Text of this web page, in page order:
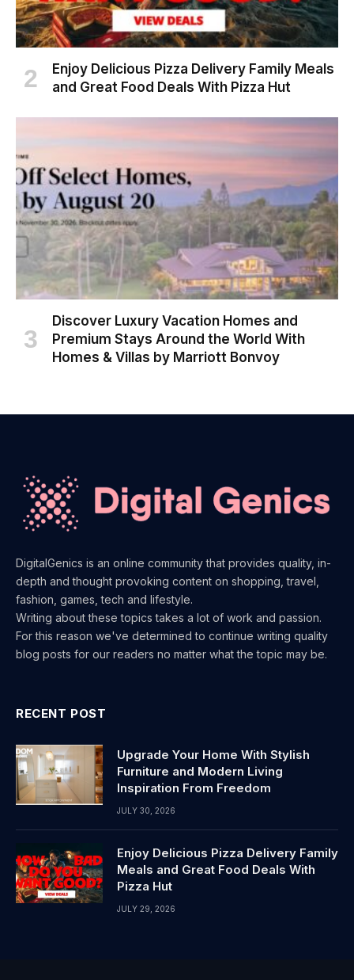
Enjoy Delicious Pizza Delivery Family Meals
and Great Food Deals With Pizza Hut
Discover Luxury Vacation Homes and
Premium Stays Around the World With
Homes & Villas by Marriott Bonvoy
DigitalGenics is an online community that provides quality, in-
depth and thought provoking content on shopping, travel,
fashion, games, tech and lifestyle.
Writing about these topics takes a lot of work and passion.
For this reason we've determined to continue writing quality
blog posts for our readers no matter what the topic may be.
RECENT POST
Upgrade Your Home With Stylish
Furniture and Modern Living
Inspiration From Freedom
JULY 30, 2026
Enjoy Delicious Pizza Delivery Family
Meals and Great Food Deals With
Pizza Hut
JULY 29, 2026